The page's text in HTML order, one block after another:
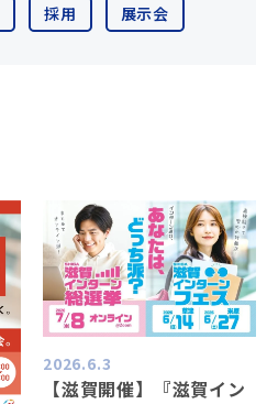
採用 展示会
2026.6.3
【滋賀開催】『滋賀イン